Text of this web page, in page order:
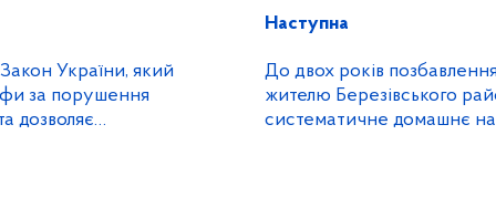
України, який
за порушення
дозволяє
Наступна
До двох років
жителю Березівського
систематичне домашнє